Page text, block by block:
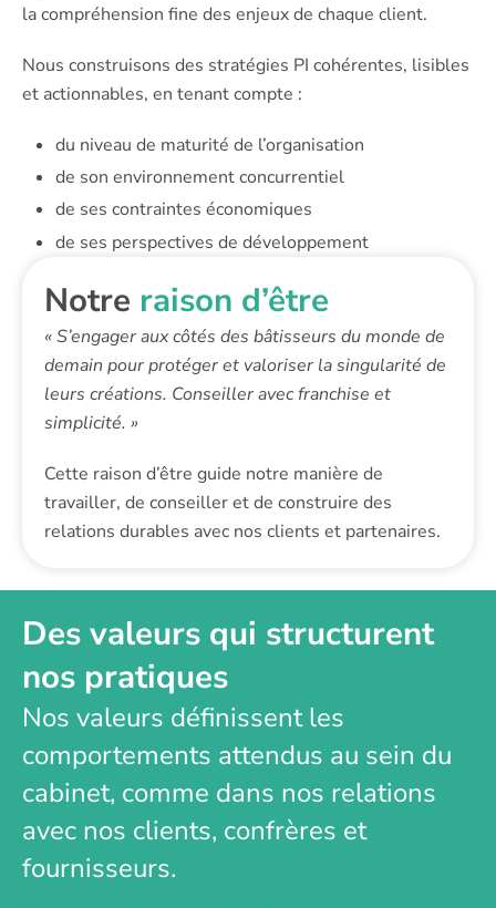
la compréhension fine des enjeux de chaque client.
Nous construisons des stratégies PI cohérentes, lisibles
et actionnables, en tenant compte :
du niveau de maturité de l’organisation
de son environnement concurrentiel
de ses contraintes économiques
de ses perspectives de développement
Notre raison d’être
« S’engager aux côtés des bâtisseurs du monde de
demain pour protéger et valoriser la singularité de
leurs créations. Conseiller avec franchise et
simplicité. »
Cette raison d’être guide notre manière de
travailler, de conseiller et de construire des
relations durables avec nos clients et partenaires.
Des valeurs qui structurent
nos pratiques
Nos valeurs définissent les
comportements attendus au sein du
cabinet, comme dans nos relations
avec nos clients, confrères et
fournisseurs.